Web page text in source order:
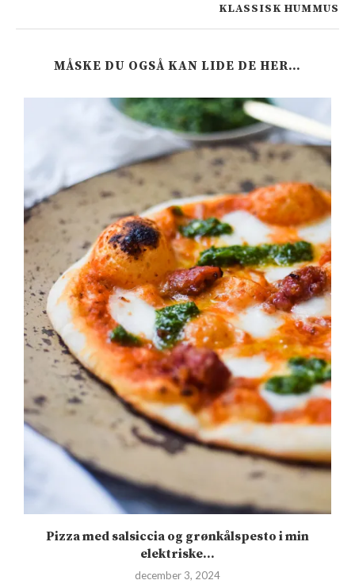
KLASSISK HUMMUS
MÅSKE DU OGSÅ KAN LIDE DE HER…
Pizza med salsiccia og grønkålspesto i min
elektriske...
december 3, 2024